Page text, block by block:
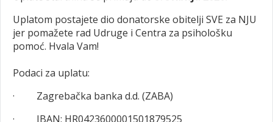
Uplatom postajete dio donatorske obitelji SVE za NJU
jer pomažete rad Udruge i Centra za psihološku
pomoć. Hvala Vam!
Podaci za uplatu:
· Zagrebačka banka d.d. (ZABA)
· IBAN: HR0423600001501879525